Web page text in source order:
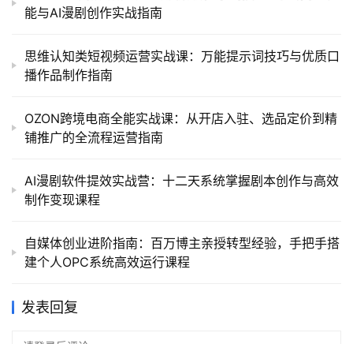
能与AI漫剧创作实战指南
思维认知类短视频运营实战课：万能提示词技巧与优质口
播作品制作指南
OZON跨境电商全能实战课：从开店入驻、选品定价到精
铺推广的全流程运营指南
AI漫剧软件提效实战营：十二天系统掌握剧本创作与高效
制作变现课程
自媒体创业进阶指南：百万博主亲授转型经验，手把手搭
建个人OPC系统高效运行课程
发表回复